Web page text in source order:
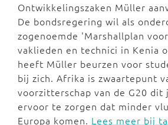
Ontwikkelingszaken Müller
De bondsregering wil als
zogenoemde 'Marshallplan
vaklieden en technici in Kenia
heeft Müller beurzen voor
bij zich. Afrika is zwaartepunt
voorzitterschap van de G20 dit
ervoor te zorgen dat minder
Europa komen. Lees meer bij